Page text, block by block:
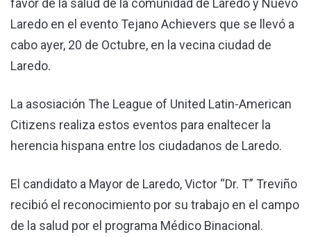
favor de la salud de la comunidad de Laredo y Nuevo
Laredo en el evento Tejano Achievers que se llevó a
cabo ayer, 20 de Octubre, en la vecina ciudad de
Laredo.
La asosiación The League of United Latin-American
Citizens realiza estos eventos para enaltecer la
herencia hispana entre los ciudadanos de Laredo.
El candidato a Mayor de Laredo, Victor “Dr. T” Treviño
recibió el reconocimiento por su trabajo en el campo
de la salud por el programa Médico Binacional.